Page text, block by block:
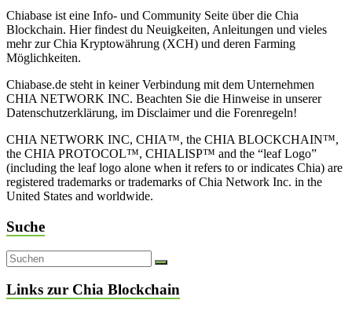
Chiabase ist eine Info- und Community Seite über die Chia
Blockchain. Hier findest du Neuigkeiten, Anleitungen und vieles
mehr zur Chia Kryptowährung (XCH) und deren Farming
Möglichkeiten.
Chiabase.de steht in keiner Verbindung mit dem Unternehmen
CHIA NETWORK INC. Beachten Sie die Hinweise in unserer
Datenschutzerklärung, im Disclaimer und die Forenregeln!
CHIA NETWORK INC, CHIA™, the CHIA BLOCKCHAIN™,
the CHIA PROTOCOL™, CHIALISP™ and the “leaf Logo”
(including the leaf logo alone when it refers to or indicates Chia) are
registered trademarks or trademarks of Chia Network Inc. in the
United States and worldwide.
Suche
Links zur Chia Blockchain